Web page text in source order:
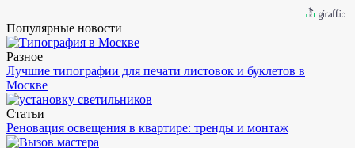
Популярные новости
Разное
Лучшие типографии для печати листовок и буклетов в
Москве
Статьи
Реновация освещения в квартире: тренды и монтаж